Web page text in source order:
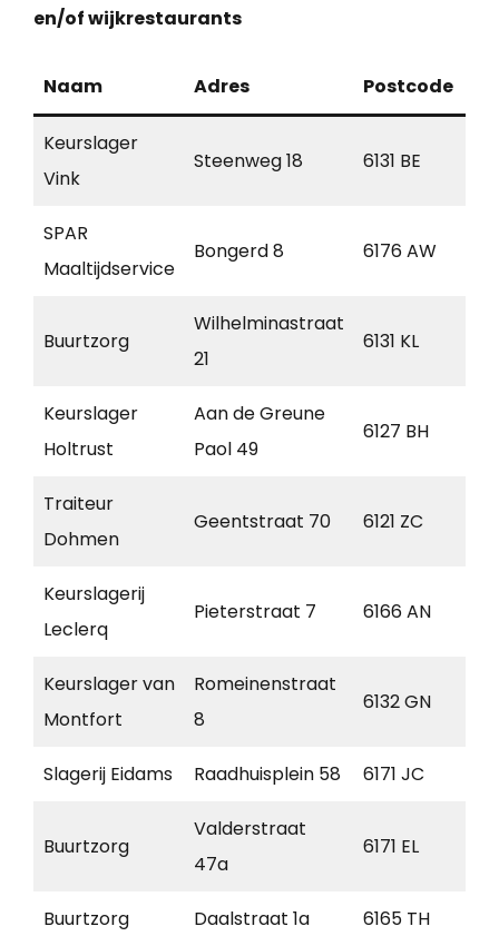
en/of wijkrestaurants
Naam Adres Postcode
Keurslager
Vink
Steenweg 18 6131 BE
SPAR
Maaltijdservice
Bongerd 8 6176 AW
Buurtzorg
Wilhelminastraat
21
6131 KL
Keurslager
Holtrust
Aan de Greune
Paol 49
6127 BH
Traiteur
Dohmen
Geentstraat 70 6121 ZC
Keurslagerij
Leclerq
Pieterstraat 7 6166 AN
Keurslager van
Montfort
Romeinenstraat
8
6132 GN
Slagerij Eidams Raadhuisplein 58 6171 JC
Buurtzorg
Valderstraat
47a
6171 EL
Buurtzorg Daalstraat 1a 6165 TH